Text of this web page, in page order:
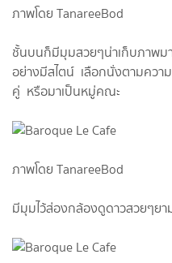
ภาพโดย TanareeBod
ชั้นบนก็มีมุมสวยๆน่าเก็บภาพ
อย่างมีสไตน์ เลือกนั่งตามควา
คู่ หรือมาเป็นหมู่คณะ
ภาพโดย TanareeBod
มีมุมไว้ส่องกล้องดูดาวสวยๆย